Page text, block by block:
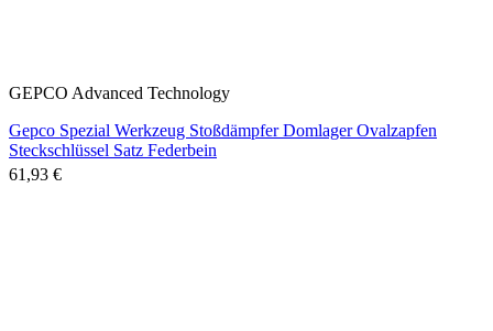
GEPCO Advanced Technology
Gepco Spezial Werkzeug Stoßdämpfer Domlager Ovalzapfen
Steckschlüssel Satz Federbein
61,93 €